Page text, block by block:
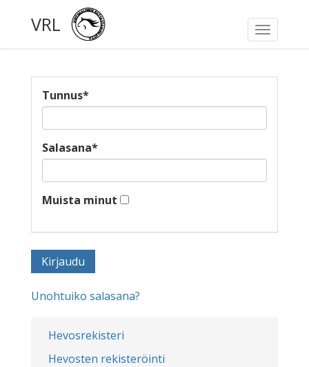
Toggle
VRL
Hevosrekisteri
Hevosten rekisteröinti
Tunnus*
Salasana*
Muista minut
Unohtuiko salasana?